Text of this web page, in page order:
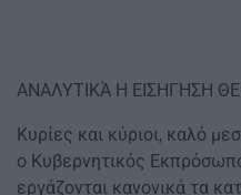
ΑΝΑΛΥΤΙΚΆ Η ΕΙΣΗΓΗΣΗ
Κυρίες και κύριοι, καλό
ο Κυβερνητικός
εργάζονται κανονικά τα